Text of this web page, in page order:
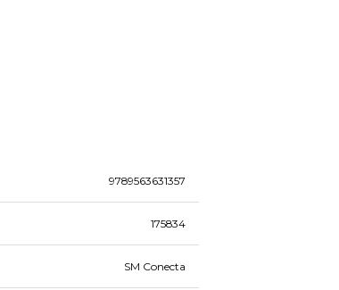
9789563631357
175834
SM Conecta